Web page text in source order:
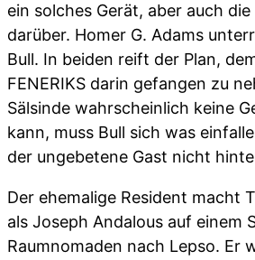
ein solches Gerät, aber auch
darüber. Homer G. Adams
Bull. In beiden reift der Plan,
FENERIKS darin gefangen zu
Sälsinde wahrscheinlich keine
kann, muss Bull sich was
der ungebetene Gast nicht
Der ehemalige Resident macht
als Joseph Andalous auf einem
Raumnomaden nach Lepso. Er